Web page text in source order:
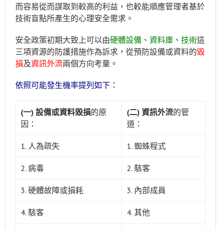
而容易從而謀取到較高的利益，也較能順應管理者基於
技術盲點所產生的心理安全需求。
安全政策初期大致上可以由硬體設備 、 資料庫 、 技術這
三項資源的防護措施作為訴求，從預防設備或資料的毀
損及資訊外流兩個方向考量。
依照可能發生機率提列如下：
(一) 設備或資料毀損的原
因：
(二) 資訊外流的管
道：
1. 人為疏失 1. 蜘蛛程式
2. 病毒 2. 駭客
3. 硬體故障或損耗 3. 內部成員
4. 駭客 4. 其他